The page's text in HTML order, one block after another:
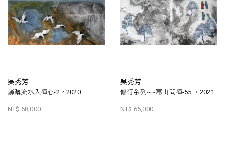
吳秀芳
潺潺流水入禪心-2，2020
NT$ 68,000
吳秀芳
修行系列~~寒山問禪-55 ，2021
NT$ 65,000